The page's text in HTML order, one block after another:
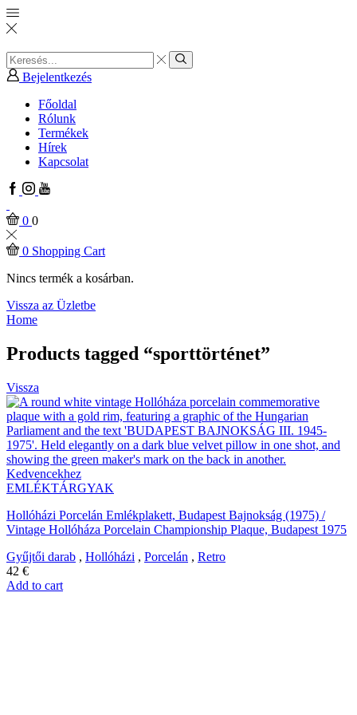
Search
input
Search
Bejelentkezés
Főoldal
Rólunk
Termékek
Hírek
Kapcsolat
Facebook
Instagram
Youtube
0 0
0 Shopping Cart
Nincs termék a kosárban.
Vissza az Üzletbe
Home
Products tagged “sporttörténet”
Vissza
Kedvencekhez
EMLÉKTÁRGYAK
Hollóházi Porcelán Emlékplakett, Budapest Bajnokság (1975) /
Vintage Hollóháza Porcelain Championship Plaque, Budapest 1975
Gyűjtői darab , Hollóházi , Porcelán , Retro
42 €
Add to cart